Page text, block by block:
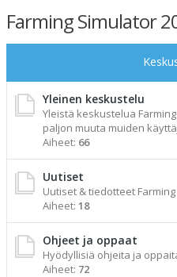
Farming Simulator
Yleinen keskustelu
Yleistä keskustelua
paljon muuta muiden
Aiheet: 66
Uutiset
Uutiset & tiedotteet
Aiheet: 18
Ohjeet ja oppaat
Hyödyllisiä ohjeita ja
Aiheet: 72